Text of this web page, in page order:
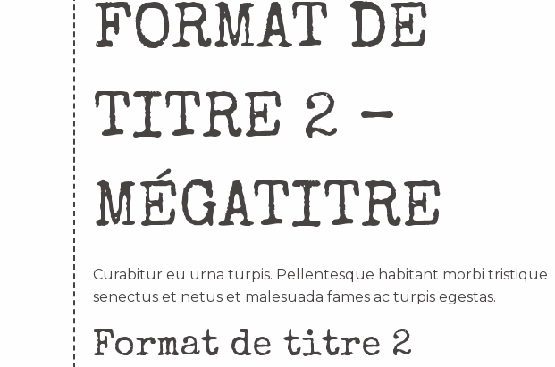
FORMAT DE
TITRE 2 –
MÉGATITRE
Curabitur eu urna turpis. Pellentesque habitant morbi tristique
senectus et netus et malesuada fames ac turpis egestas.
Format de titre 2